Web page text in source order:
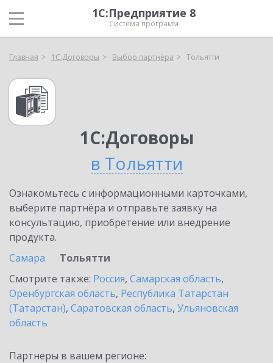
1С:Предприятие 8
Система программ
Главная 1С:Договоры Выбор партнёра Тольятти
1С:Договоры
в Тольятти
Ознакомьтесь с информационными карточками,
выберите партнёра и отправьте заявку на
консультацию, приобретение или внедрение
продукта.
Самара
Тольятти
Смотрите также: Россия, Самарская область,
Оренбургская область, Республика Татарстан
(Татарстан), Саратовская область, Ульяновская
область
Партнеры в вашем регионе: